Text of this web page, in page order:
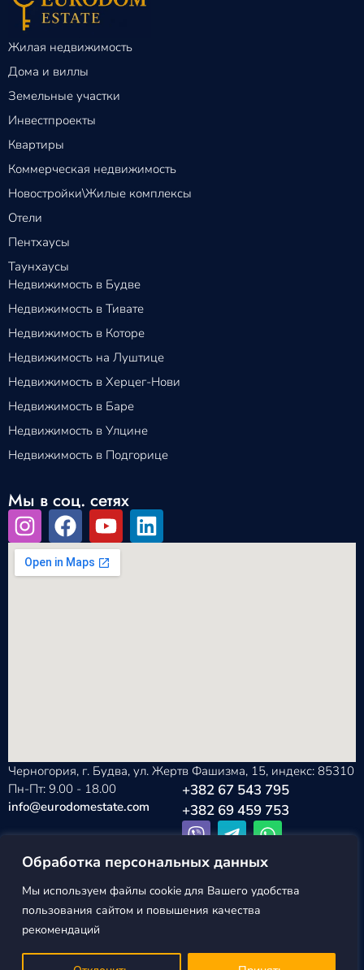
Обработка персональных данных
Мы используем файлы cookie для Вашего удобства
пользования сайтом и повышения качества
рекомендаций
Жилая недвижимость
Дома и виллы
Земельные участки
Инвестпроекты
Квартиры
Коммерческая недвижимость
Новостройки\Жилые комплексы
Отели
Пентхаусы
Таунхаусы
Недвижимость в Будве
Недвижимость в Тивате
Недвижимость в Которе
Недвижимость на Луштице
Недвижимость в Херцег-Нови
Недвижимость в Баре
Недвижимость в Улцине
Недвижимость в Подгорице
Мы в соц. сетях
Черногория, г. Будва, ул. Жертв Фашизма, 15, индекс: 85310
Пн-Пт: 9.00 - 18.00
info@eurodomestate.com
+382 67 543 795
+382 69 459 753
EURODOM
ESTATE ©2026
Политика конфиденциальности
Пользовательское соглашение